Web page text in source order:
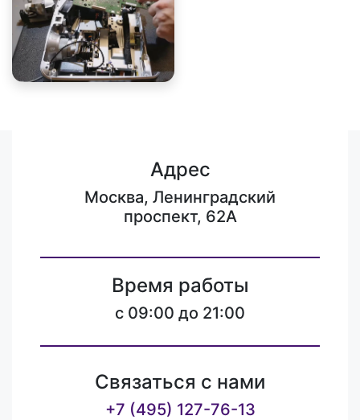
Адрес
Москва, Ленинградский
проспект, 62А
Время работы
c 09:00 до 21:00
Связаться с нами
+7 (495) 127-76-13